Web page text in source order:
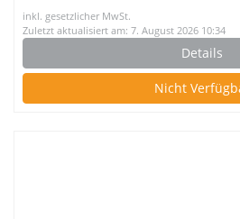
inkl. gesetzlicher MwSt.
Zuletzt aktualisiert am: 7. August 2026 10:34
Details
Nicht